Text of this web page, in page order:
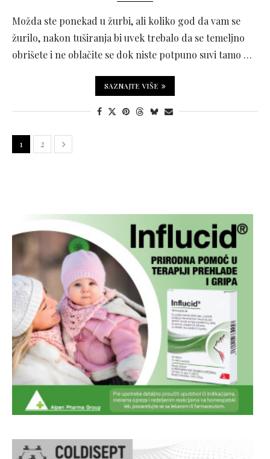
Možda ste ponekad u žurbi, ali koliko god da vam se
žurilo, nakon tuširanja bi uvek trebalo da se temeljno
obrišete i ne oblačite se dok niste potpuno suvi tamo …
SAZNAJTE VIŠE
1 2